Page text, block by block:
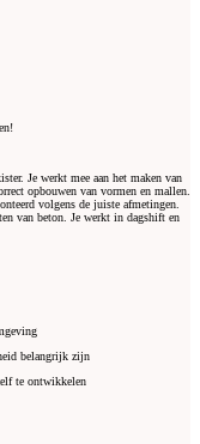
Je werkt mee aan het maken van
opbouwen van vormen en mallen.
volgens de juiste afmetingen.
van beton. Je werkt in dagshift en
belangrijk zijn
te ontwikkelen